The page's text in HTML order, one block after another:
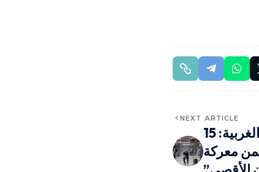
NEXT ARTICLE
تصاعد المقاومة في الضفة الغربية: 15
ساعة ضمن معركة